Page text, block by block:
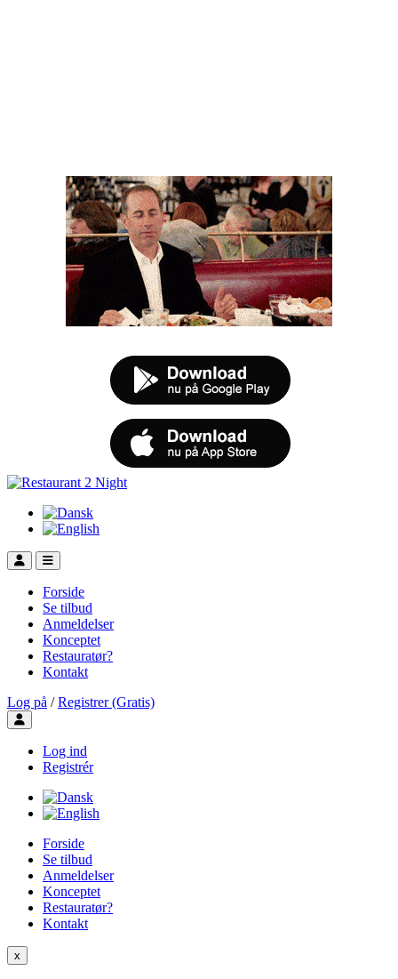
Forside
Se tilbud
Anmeldelser
Konceptet
Restauratør?
Kontakt
Log på / Registrer (Gratis)
Toggle user menu
Log ind
Registrér
Forside
Se tilbud
Anmeldelser
Konceptet
Restauratør?
Kontakt
x